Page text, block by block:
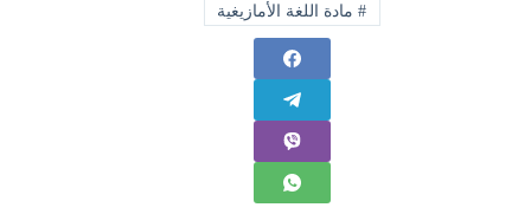
#مادة اللغة الأمازيغية